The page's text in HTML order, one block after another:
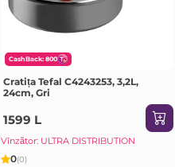
CashBack: 800
Cratița Tefal C4243253, 3,2L,
24cm, Gri
1599 L
Vînzător: ULTRA DISTRIBUTION
0(0)